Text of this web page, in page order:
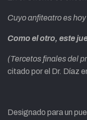
Cuyo anfiteatro es
Como el otro, este
(Tercetos finales del
citado por el Dr. Díaz
Designado para un